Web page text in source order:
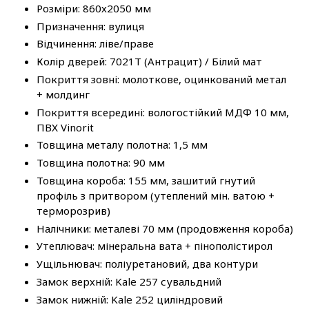
Розміри: 860х2050 мм
Призначення: вулиця
Відчинення: ліве/праве
Колір дверей: 7021T (Антрацит) / Білий мат
Покриття зовні: молоткове, оцинкований метал
+ молдинг
Покриття всередині: вологостійкий МДФ 10 мм,
ПВХ Vinorit
Товщина металу полотна: 1,5 мм
Товщина полотна: 90 мм
Товщина короба: 155 мм, зашитий гнутий
профіль з притвором (утеплений мін. ватою +
терморозрив)
Налічники: металеві 70 мм (продовження короба)
Утеплювач: мінеральна вата + пінополістирол
Ущільнювач: поліуретановий, два контури
Замок верхній: Kale 257 сувальдний
Замок нижній: Kale 252 циліндровий